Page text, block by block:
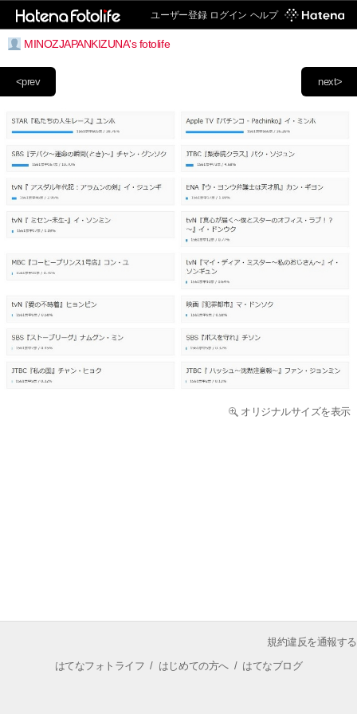
ユーザー登録 ログイン ヘルプ
MINOZJAPANKIZUNA's fotolife
next>
<prev
オリジナルサイズを表示
規約違反を通報する
はてなフォトライフ / はじめての方へ/ はてなブログ